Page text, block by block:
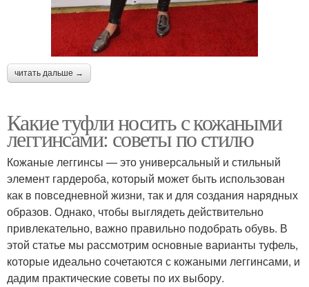
читать дальше →
Какие туфли носить с кожаными
леггинсами: советы по стилю
Кожаные леггинсы — это универсальный и стильный
элемент гардероба, который может быть использован
как в повседневной жизни, так и для создания нарядных
образов. Однако, чтобы выглядеть действительно
привлекательно, важно правильно подобрать обувь. В
этой статье мы рассмотрим основные варианты туфель,
которые идеально сочетаются с кожаными леггинсами, и
дадим практические советы по их выбору.